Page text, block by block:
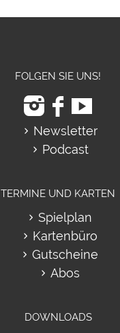
FOLGEN SIE UNS!
Newsletter
Podcast
TERMINE UND KARTEN
Spielplan
Kartenbüro
Gutscheine
Abos
DOWNLOADS